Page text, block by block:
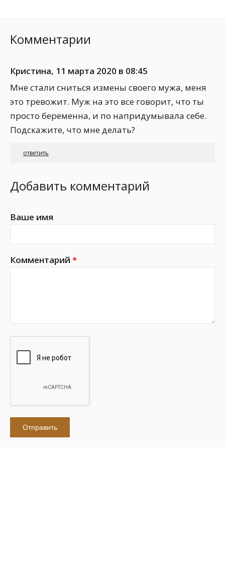
Комментарии
Кристина, 11 марта 2020 в 08:45
Мне стали сниться измены своего мужа, меня
это тревожит. Муж на это все говорит, что ты
просто беременна, и по напридумывала себе.
Подскажите, что мне делать?
ответить
Добавить комментарий
Ваше имя
Комментарий *